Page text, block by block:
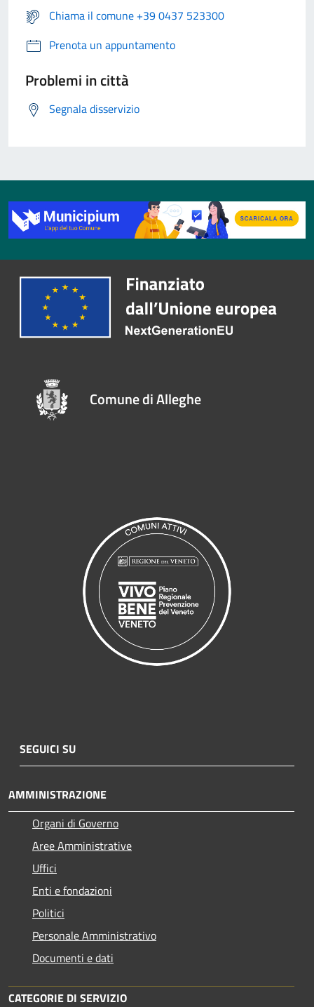
Chiama il comune +39 0437 523300
Prenota un appuntamento
Problemi in città
Segnala disservizio
Comune di Alleghe
SEGUICI SU
AMMINISTRAZIONE
Organi di Governo
Aree Amministrative
Uffici
Enti e fondazioni
Politici
Personale Amministrativo
Documenti e dati
CATEGORIE DI SERVIZIO